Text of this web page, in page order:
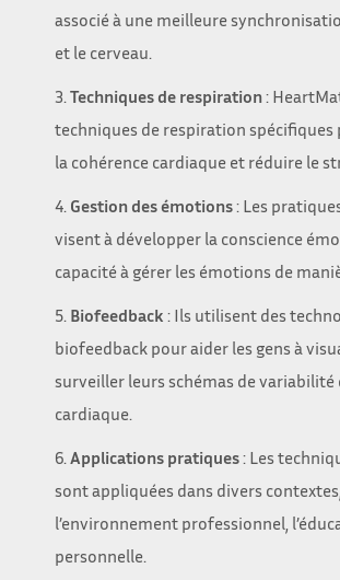
associé à une meilleure
et le cerveau.
Techniques de respiration:
techniques de respiration
la cohérence cardiaque et réduire le
Gestion des émotions: Les
visent à développer la conscience
capacité à gérer les émotions de
Biofeedback : Ils utilisent des
biofeedback pour aider les gens à
surveiller leurs schémas de variabilité
cardiaque.
Applications pratiques: Les
sont appliquées dans divers
l’environnement professionnel,
personnelle.